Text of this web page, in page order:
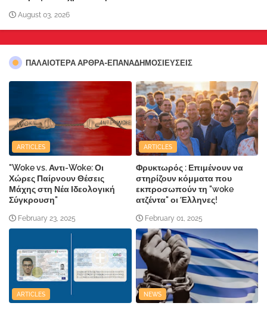
August 03, 2026
ΠΑΛΑΙΟΤΕΡΑ ΑΡΘΡΑ-ΕΠΑΝΑΔΗΜΟΣΙΕΥΣΕΙΣ
ARTICLES
"Woke vs. Αντι-Woke: Οι
Χώρες Παίρνουν Θέσεις
Μάχης στη Νέα Ιδεολογική
Σύγκρουση"
February 23, 2025
ARTICLES
Φρυκτωρός : Επιμένουν να
στηρίζουν κόμματα που
εκπροσωπούν τη "woke
ατζέντα" οι Έλληνες!
February 01, 2025
ARTICLES NEWS